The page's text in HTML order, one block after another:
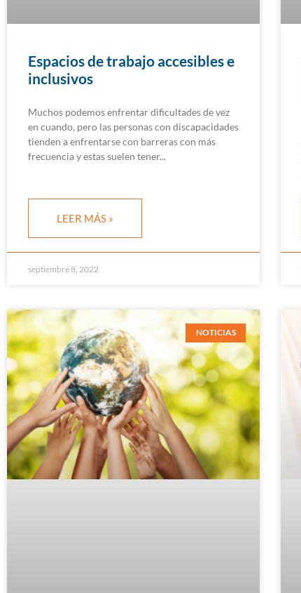
Espacios de trabajo accesibles e
inclusivos
Muchos podemos enfrentar dificultades de vez
en cuando, pero las personas con discapacidades
tienden a enfrentarse con barreras con más
frecuencia y estas suelen tener
LEER MÁS »
septiembre 8, 2022
NOTICIAS